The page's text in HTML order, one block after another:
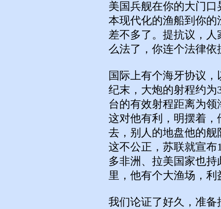
美国兵舰在你的大门
本现代化的渔船到你
差不多了。提抗议，
么法了，你连个法律依
国际上有个海牙协议
纪末，大炮的射程约
台的有效射程距离为
这对他有利，明摆着
去，别人的地盘他的
这不公正，苏联就宣
多非洲、拉美国家也
里，他有个大渔场，
我们论证了好久，准